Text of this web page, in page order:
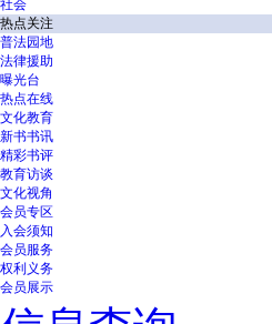
社会
热点关注
普法园地
法律援助
曝光台
热点在线
文化教育
新书书讯
精彩书评
教育访谈
文化视角
会员专区
入会须知
会员服务
权利义务
会员展示